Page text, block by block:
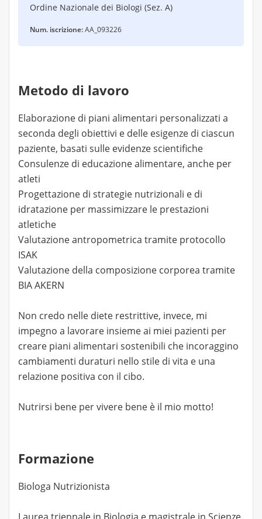
Ordine Nazionale dei Biologi (Sez. A)
Num. iscrizione:AA_093226
Metodo di lavoro
Elaborazione di piani alimentari personalizzati a
seconda degli obiettivi e delle esigenze di ciascun
paziente, basati sulle evidenze scientifiche
Consulenze di educazione alimentare, anche per
atleti
Progettazione di strategie nutrizionali e di
idratazione per massimizzare le prestazioni
atletiche
Valutazione antropometrica tramite protocollo
ISAK
Valutazione della composizione corporea tramite
BIA AKERN
Non credo nelle diete restrittive, invece, mi
impegno a lavorare insieme ai miei pazienti per
creare piani alimentari sostenibili che incoraggino
cambiamenti duraturi nello stile di vita e una
relazione positiva con il cibo.
Nutrirsi bene per vivere bene è il mio motto!
Formazione
Biologa Nutrizionista